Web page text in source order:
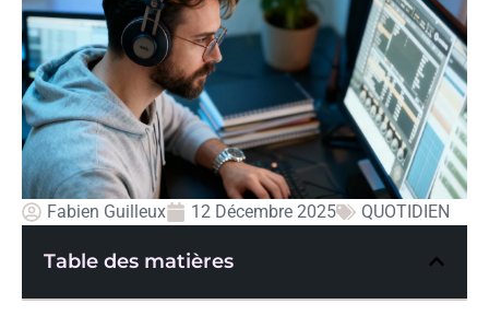
Fabien Guilleux 12 Décembre 2025 QUOTIDIEN
Table des matières